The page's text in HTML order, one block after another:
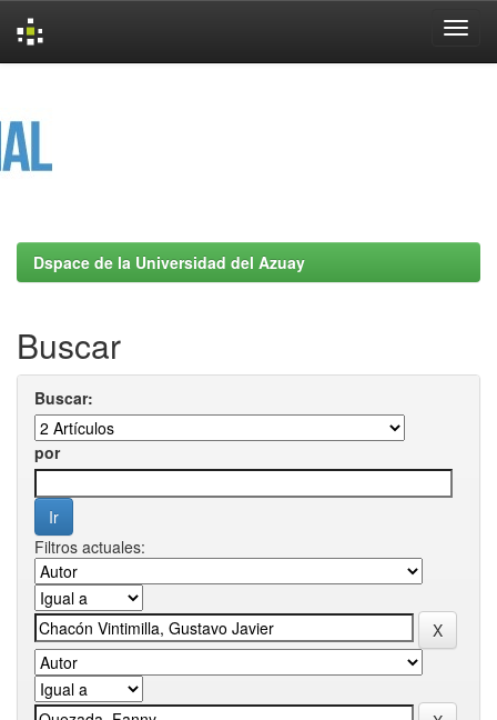
Dspace de la Universidad del Azuay
Buscar
Buscar:
por
Filtros actuales: